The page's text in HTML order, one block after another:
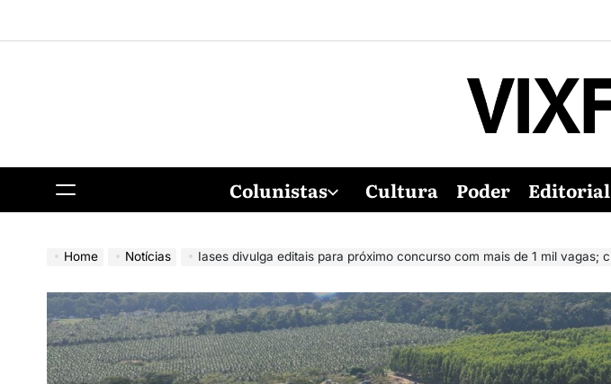
Colunistas Cultura Poder Editorial
Home Notícias Iases divulga editais para próximo concurso com mais de 1 mil vagas; confira